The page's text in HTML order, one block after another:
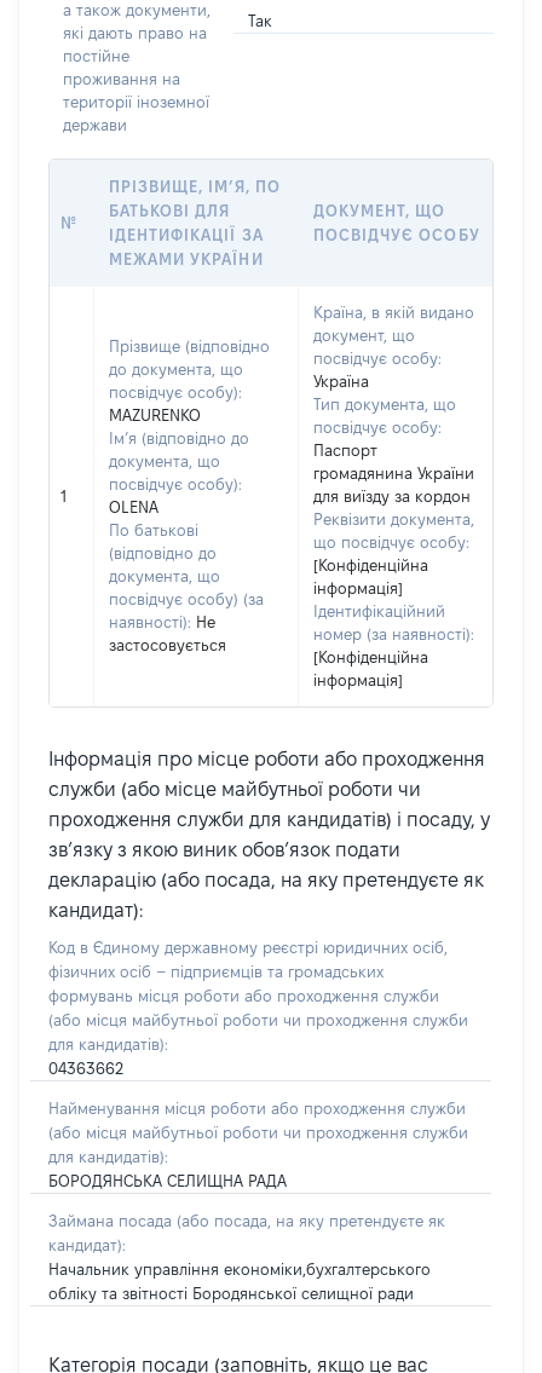
а також документи,
які дають право на
постійне
проживання на
території іноземної
держави
Так
№
ПРІЗВИЩЕ, ІМ’Я, ПО
БАТЬКОВІ ДЛЯ
ІДЕНТИФІКАЦІЇ ЗА
МЕЖАМИ УКРАЇНИ
ДОКУМЕНТ, ЩО
ПОСВІДЧУЄ ОСОБУ
1
Прізвище (відповідно
до документа, що
посвідчує особу):
MAZURENKO
Ім’я (відповідно до
документа, що
посвідчує особу):
OLENA
По батькові
(відповідно до
документа, що
посвідчує особу) (за
наявності): Не
застосовується
Країна, в якій видано
документ, що
посвідчує особу:
Україна
Тип документа, що
посвідчує особу:
Паспорт
громадянина України
для виїзду за кордон
Реквізити документа,
що посвідчує особу:
[Конфіденційна
інформація]
Ідентифікаційний
номер (за наявності):
[Конфіденційна
інформація]
Інформація про місце роботи або проходження
служби (або місце майбутньої роботи чи
проходження служби для кандидатів) і посаду, у
зв’язку з якою виник обов’язок подати
декларацію (або посада, на яку претендуєте як
кандидат):
Код в Єдиному державному реєстрі юридичних осіб,
фізичних осіб – підприємців та громадських
формувань місця роботи або проходження служби
(або місця майбутньої роботи чи проходження служби
для кандидатів):
04363662
Найменування місця роботи або проходження служби
(або місця майбутньої роботи чи проходження служби
для кандидатів):
БОРОДЯНСЬКА СЕЛИЩНА РАДА
Займана посада (або посада, на яку претендуєте як
кандидат):
Начальник управління економіки,бухгалтерського
обліку та звітності Бородянської селищної ради
Категорія посади (заповніть, якщо це вас